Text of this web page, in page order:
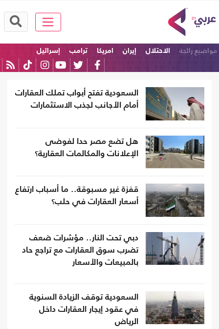
مواضيع رائجة الاحتلال إيران امريكا ترامب
إسرائيل
السعودية تفتح أبواب تملك العقارات
أمام الأجانب لجذب الاستثمارات
هل تضع مصر حدا لفوضى
الإعلانات والمكالمات العقارية؟
قفزة غير مسبوقة.. ما أسباب ارتفاع
أسعار العقارات في حلب؟
دبي تحت النار.. مؤشرات ضعف
تضرب سوق العقارات مع تراجع حاد
بالمبيعات والأسعار
السعودية توقف الزيادة السنوية
في عقود إيجار العقارات داخل
الرياض